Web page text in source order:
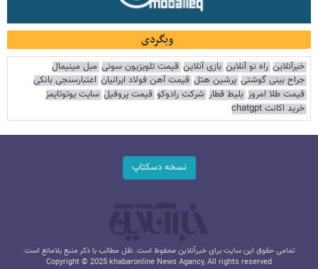
وبگردی
خبرآنلاین راه نو آنلاین بازی آنلاین قیمت تلویزیون سونی مبل مینیمال
جراح بینی گوشتی پرشین هتل قیمت آهن فولاد ایرانیان اعتبارسنجی بانکی
قیمت طلا امروز بلیط قطار شرکت رادوکو قیمت پروفیل سایت یوتوتایمز
خرید اکانت chatgpt
نسخه دسکتاپ
تمامی حقوق این سایت برای خبرآنلاین محفوظ است. نقل مطالب با ذکر منبع بلامانع است.
Copyright © 2025 khabaronline News Agancy, All rights reserved